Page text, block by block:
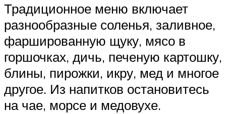
Традиционное меню включает
разнообразные соленья, заливное,
фаршированную щуку, мясо в
горшочках, дичь, печеную картошку,
блины, пирожки, икру, мед и многое
другое. Из напитков остановитесь
на чае, морсе и медовухе.